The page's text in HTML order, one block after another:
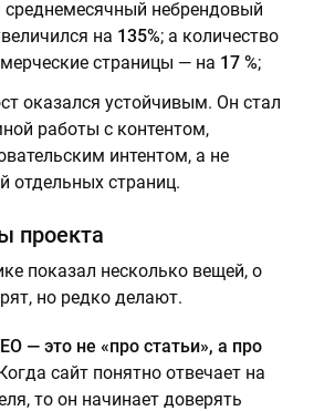
небрендовый
на 135%; а количество
страницы — на 17 %;
оказался устойчивым. Он стал
работы с контентом,
интентом, а не
отдельных страниц.
проекта
показал несколько вещей, о
но редко делают.
— это не «про статьи», а про
сайт понятно отвечает на
то он начинает доверять